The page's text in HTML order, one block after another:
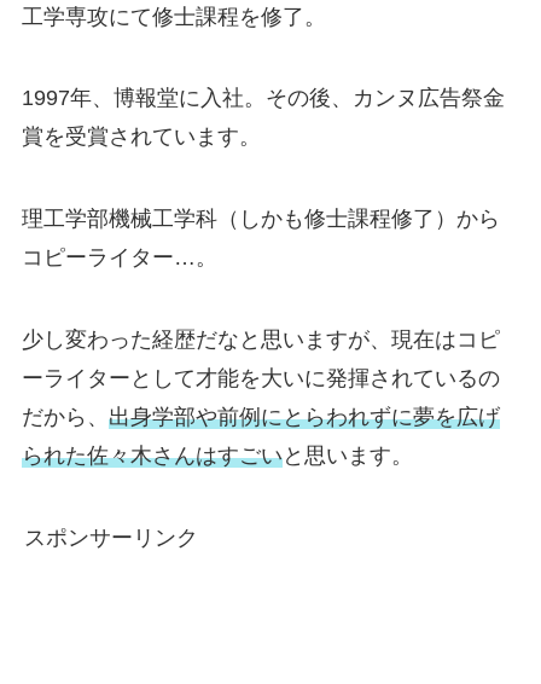
工学専攻にて修士課程を修了。
1997年、博報堂に入社。その後、カンヌ広告祭金
賞を受賞されています。
理工学部機械工学科（しかも修士課程修了）から
コピーライター…。
少し変わった経歴だなと思いますが、現在はコピ
ーライターとして才能を大いに発揮されているの
だから、 出身学部や前例にとらわれずに夢を広げ
られた佐々木さんはすごいと思います。
スポンサーリンク